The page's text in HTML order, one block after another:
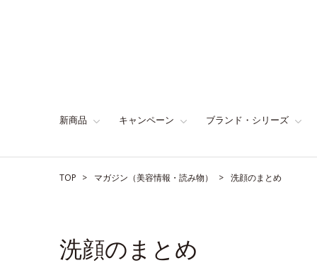
新商品 キャンペーン ブランド・シリーズ
TOP マガジン（美容情報・読み物） 洗顔のまとめ
洗顔のまとめ